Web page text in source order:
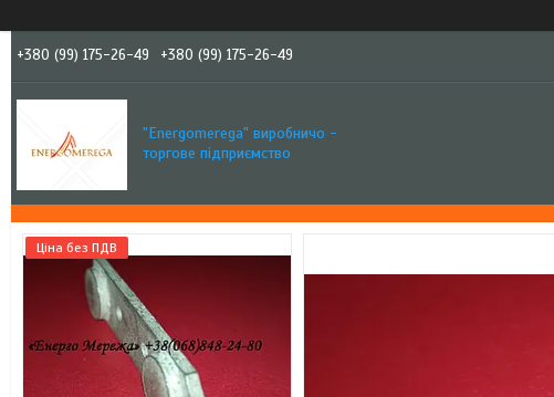
+380 (99) 175-26-49 +380 (99) 175-26-49
"Еnergomerega" виробничо -
торгове підприємство
Ціна без ПДВ